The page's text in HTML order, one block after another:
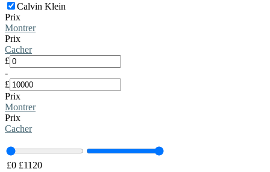
Calvin Klein
Prix
Montrer
Prix
Cacher
£
-
£
Prix
Montrer
Prix
Cacher
£0 £1120